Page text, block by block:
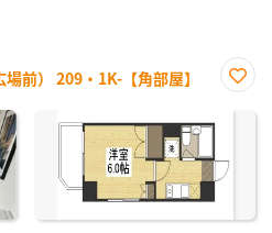
前） 209・1K-【角部屋】
に入